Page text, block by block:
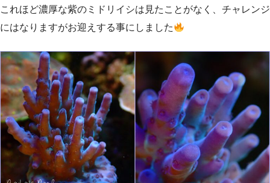
これほど濃厚な紫のミドリイシは見たことがなく、チャレンジ
にはなりますがお迎えする事にしました